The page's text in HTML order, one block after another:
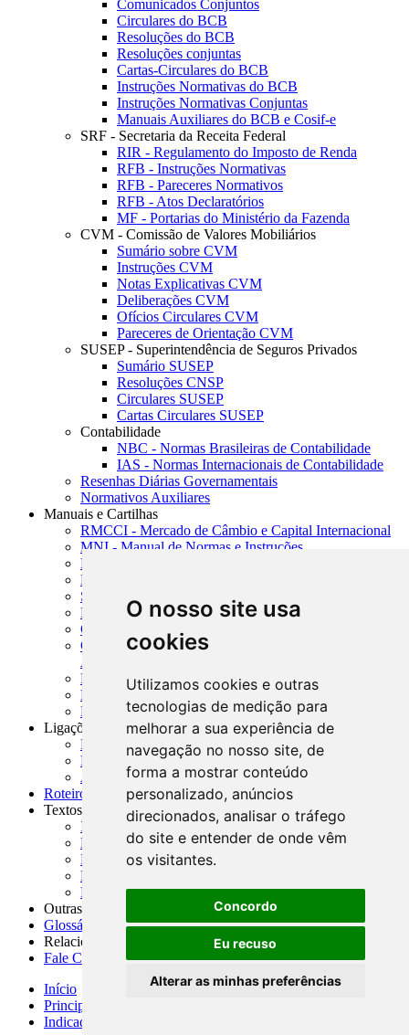
O nosso site usa
cookies
Utilizamos cookies e outras
tecnologias de medição para
melhorar a sua experiência de
navegação no nosso site, de
forma a mostrar conteúdo
personalizado, anúncios
direcionados, analisar o tráfego
do site e entender de onde vêm
os visitantes.
Concordo
Eu recuso
Alterar as minhas preferências
Comunicados Conjuntos
Circulares do BCB
Resoluções do BCB
Resoluções conjuntas
Cartas-Circulares do BCB
Instruções Normativas do BCB
Instruções Normativas Conjuntas
Manuais Auxiliares do BCB e Cosif-e
SRF - Secretaria da Receita Federal
RIR - Regulamento do Imposto de Renda
RFB - Instruções Normativas
RFB - Pareceres Normativos
RFB - Atos Declaratórios
MF - Portarias do Ministério da Fazenda
CVM - Comissão de Valores Mobiliários
Sumário sobre CVM
Instruções CVM
Notas Explicativas CVM
Deliberações CVM
Ofícios Circulares CVM
Pareceres de Orientação CVM
SUSEP - Superintendência de Seguros Privados
Sumário SUSEP
Resoluções CNSP
Circulares SUSEP
Cartas Circulares SUSEP
Contabilidade
NBC - Normas Brasileiras de Contabilidade
IAS - Normas Internacionais de Contabilidade
Resenhas Diárias Governamentais
Normativos Auxiliares
Manuais e Cartilhas
RMCCI - Mercado de Câmbio e Capital Internacional
MNI - Manual de Normas e Instruções
MTVM - Manual de Títulos e Valores Mobiliários
MCR - Manual de Crédito Rural
SISORF - Manual de Organização do SFN
MASUP - Manual de Supervisão Bancária
CADOC - Catálogo de Documentos
CNAE-CONCLA - Classificação Nacional de
Atividades Econômicas
PMF - Cartilhas do BCB
Manuais Auxiliares do BCB e Cosif-e
Resenhas Diárias Governamentais
Ligações Externas
Links Úteis
Presidência da República
Agências Nacionais Reguladoras
Roteiros para Estudos
Textos
Índice de Textos
Editorial
Monografias
Na Imprensa
Fórum de Discussão
Outras ferramentas
Glossário
Relacionamento
Fale Conosco
Início
Principais notícias
Indicadores